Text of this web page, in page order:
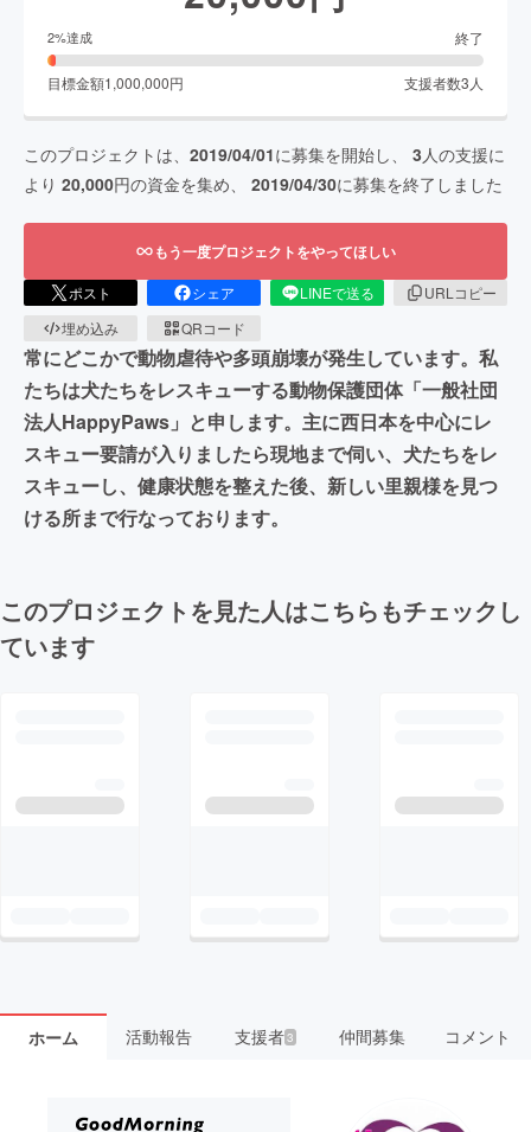
2%達成 終了
目標金額1,000,000円 支援者数3 人
このプロジェクトは、 2019/04/01に募集を開始し、 3 人の支援に
より 20,000円の資金を集め、 2019/04/30に募集を終了しました
もう一度プロジェクトをやってほしい
ポスト シェア LINEで送る
URLコピー
埋め込み
QRコード
常にどこかで動物虐待や多頭崩壊が発生しています。私
たちは犬たちをレスキューする動物保護団体「一般社団
法人HappyPaws」と申します。主に西日本を中心にレ
スキュー要請が入りましたら現地まで伺い、犬たちをレ
スキューし、健康状態を整えた後、新しい里親様を見つ
ける所まで行なっております。
このプロジェクトを見た人はこちらもチェックし
ています
ホーム 活動報告 支援者3 仲間募集 コメント